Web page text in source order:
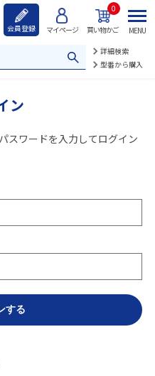
会員登録 マイページ 買い物かご
0
詳細検索
型番から購入
MENU
ン
パスワードを入力してログイン